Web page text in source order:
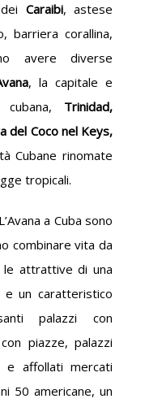
Caraibi, astese
barriera corallina,
avere diverse
, la capitale e
Trinidad,
del Coco nel Keys,
Cubane rinomate
tropicali.
a Cuba sono
combinare vita da
le attrattive di una
un caratteristico
palazzi con
piazze, palazzi
e affollati mercati
50 americane, un